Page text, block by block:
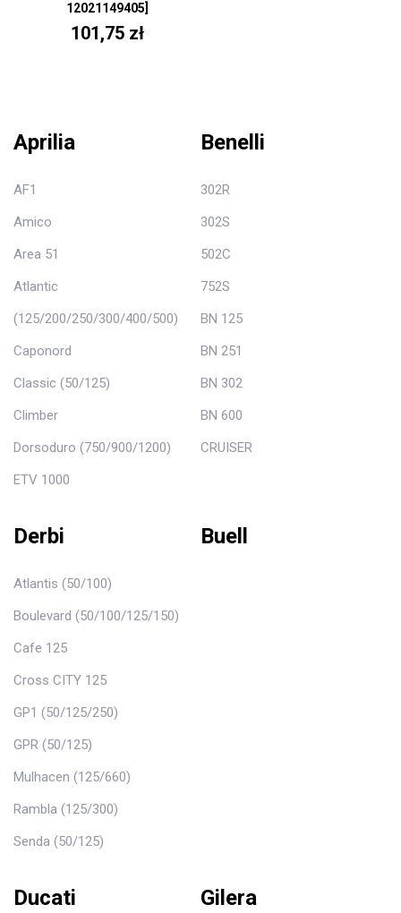
12021149405]
101,75 zł
Aprilia
AF1
Amico
Area 51
Atlantic
(125/200/250/300/400/500)
Caponord
Classic (50/125)
Climber
Dorsoduro (750/900/1200)
ETV 1000
Benelli
302R
302S
502C
752S
BN 125
BN 251
BN 302
BN 600
CRUISER
Derbi
Atlantis (50/100)
Boulevard (50/100/125/150)
Cafe 125
Cross CITY 125
GP1 (50/125/250)
GPR (50/125)
Mulhacen (125/660)
Rambla (125/300)
Senda (50/125)
Buell
Ducati Gilera